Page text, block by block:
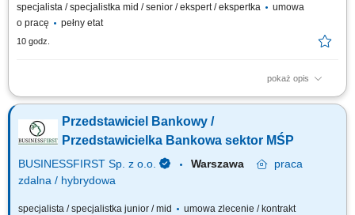
specjalista / specjalistka mid / senior / ekspert / ekspertka
umowa
o pracę
pełny etat
10 godz.
pokaż opis
Aktywne pozyskiwanie klientów i budowanie z nimi długofalowych relacji.
rozwiązań finansowych. Sprzedaż produktów bankowych, w tym funduszy
inwestycyjnych. Operacyjna obsługa klientów indywidualnych i firm z
Przedstawiciel Bankowy /
Przedstawicielka Bankowa sektor MŚP
BUSINESSFIRST Sp. z o.o. Warszawa
praca
zdalna / hybrydowa
specjalista / specjalistka junior / mid
umowa zlecenie / kontrakt